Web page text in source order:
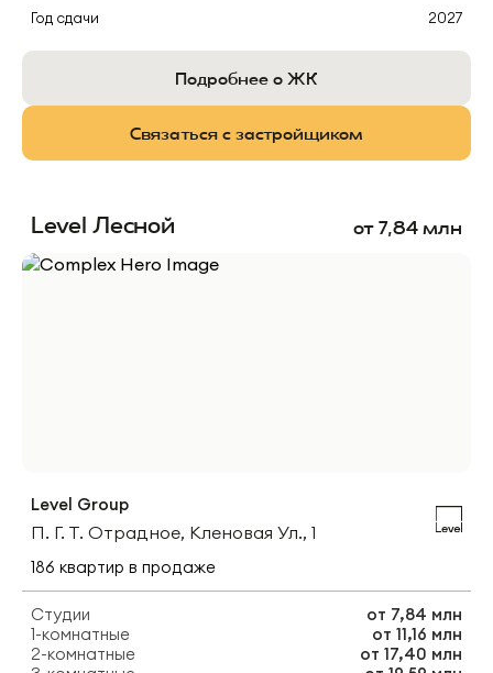
Год сдачи 2027
Подробнее о ЖК
Связаться с застройщиком
Level Лесной от 7,84 млн
Level Group
П. Г. Т. Отрадное, Кленовая Ул., 1
186 квартир в продаже
Студии от 7,84 млн
1-комнатные
от 11,16 млн
2-комнатные
от 17,40 млн